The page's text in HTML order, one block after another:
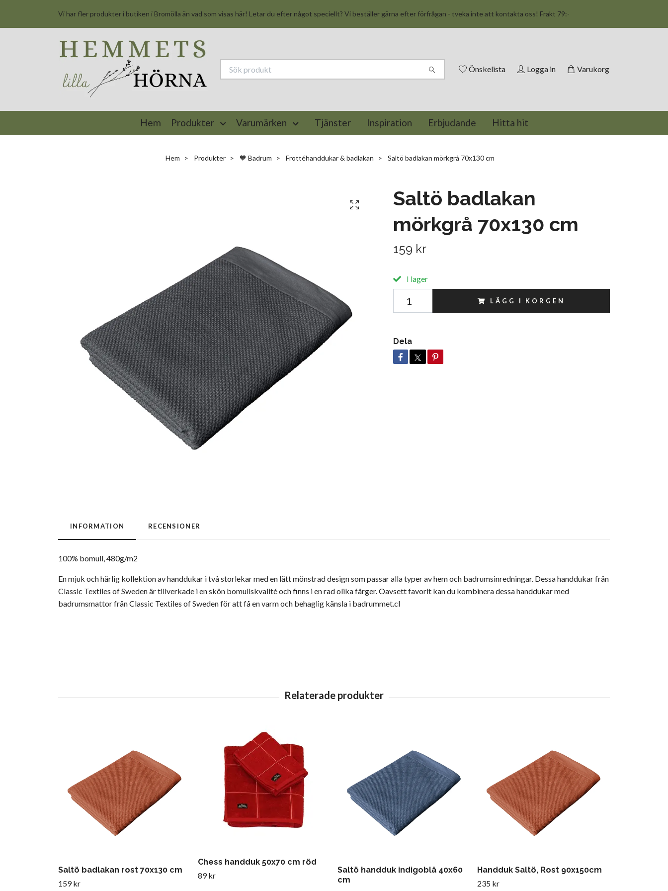
Vi har fler produkter i butiken i Bromölla än vad som visas här! Letar du efter något speciellt? Vi beställer gärna efter förfrågan - tveka inte att kontakta oss! Frakt 79:-
Önskelista Logga in Varukorg
Hem Produkter Varumärken Tjänster Inspiration Erbjudande Hitta hit
Hem Produkter 🧡 Badrum Frottéhanddukar & badlakan Saltö badlakan mörkgrå 70x130 cm
Saltö badlakan
mörkgrå 70x130 cm
159 kr
I lager
LÄGG I KORGEN
Dela
INFORMATION RECENSIONER
100% bomull, 480g/m2
En mjuk och härlig kollektion av handdukar i två storlekar med en lätt mönstrad design som passar alla typer av hem och badrumsinredningar. Dessa handdukar från
Classic Textiles of Sweden är tillverkade i en skön bomullskvalité och finns i en rad olika färger. Oavsett favorit kan du kombinera dessa handdukar med
badrumsmattor från Classic Textiles of Sweden för att få en varm och behaglig känsla i badrummet.cl
Saltö badlakan rost 70x130 cm
159 kr
Chess handduk 50x70 cm röd
89 kr
Saltö handduk indigoblå 40x60
cm
Handduk Saltö, Rost 90x150cm
235 kr